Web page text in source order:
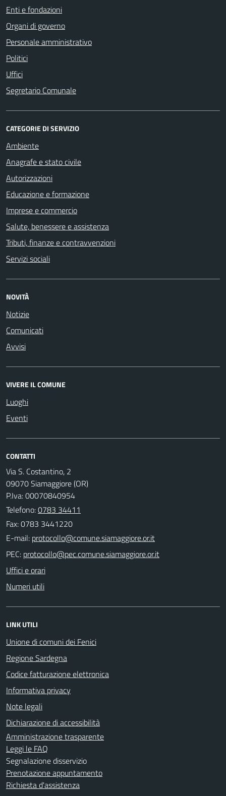
Enti e fondazioni
Organi di governo
Personale amministrativo
Politici
Uffici
Segretario Comunale
CATEGORIE DI SERVIZIO
Ambiente
Anagrafe e stato civile
Autorizzazioni
Educazione e formazione
Imprese e commercio
Salute, benessere e assistenza
Tributi, finanze e contravvenzioni
Servizi sociali
NOVITÀ
Notizie
Comunicati
Avvisi
VIVERE IL COMUNE
Luoghi
Eventi
CONTATTI
Via S. Costantino, 2
09070 Siamaggiore (OR)
P.Iva: 00070840954
Telefono:0783 34411
Fax: 0783 3441220
E-mail:
PEC:
Uffici e orari
Numeri utili
LINK UTILI
Unione di comuni dei Fenici
Regione Sardegna
Codice fatturazione elettronica
Informativa privacy
Note legali
Dichiarazione di accessibilità
Amministrazione trasparente
Leggi le FAQ
Segnalazione disservizio
Prenotazione appuntamento
Richiesta d'assistenza